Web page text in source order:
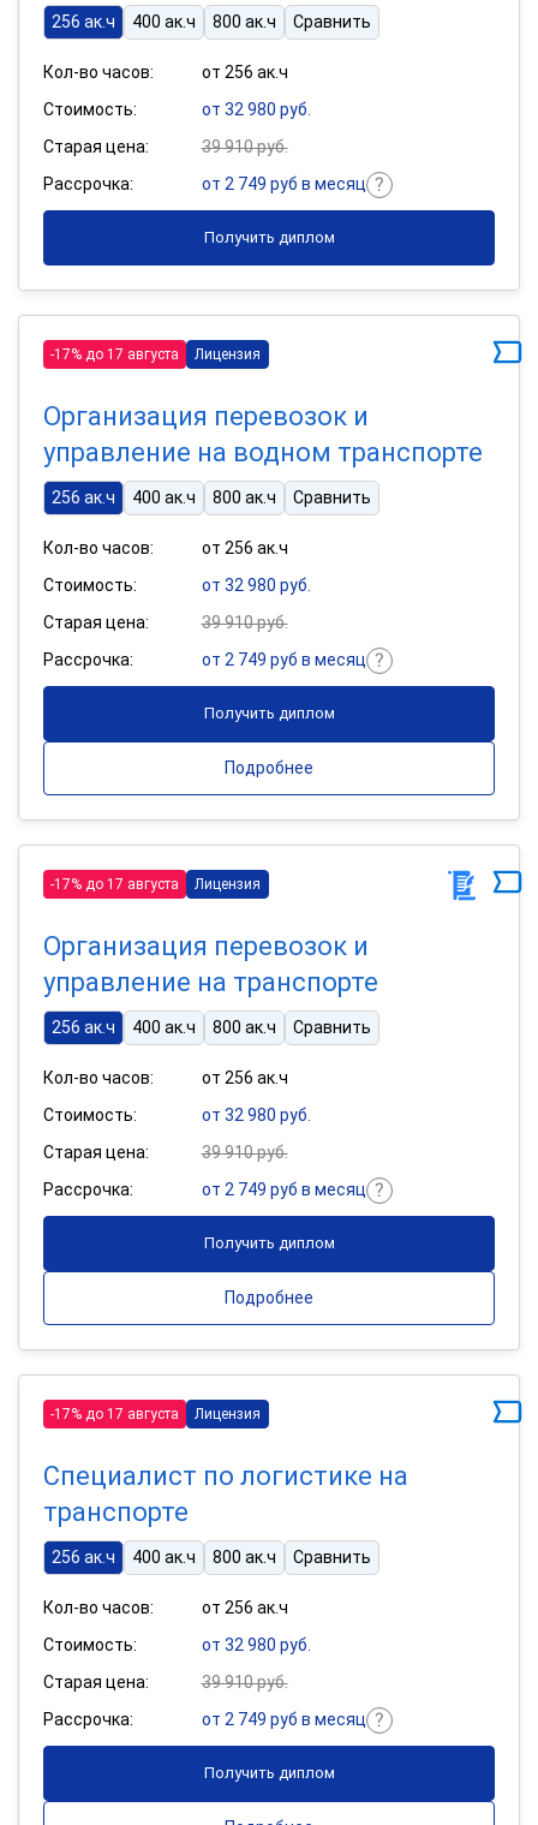
256 ак.ч 400 ак.ч 800 ак.ч Сравнить
Кол-во часов:
от 256 ак.ч
Стоимость:
от 32 980 руб.
Старая цена:
39 910 руб.
Рассрочка:
от 2 749 руб в месяц
Получить диплом
-17% до 17 августа Лицензия
Организация перевозок и
управление на водном транспорте
256 ак.ч 400 ак.ч 800 ак.ч Сравнить
Кол-во часов:
от 256 ак.ч
Стоимость:
от 32 980 руб.
Старая цена:
39 910 руб.
Рассрочка:
от 2 749 руб в месяц
Получить диплом
Подробнее
-17% до 17 августа Лицензия
Организация перевозок и
управление на транспорте
256 ак.ч 400 ак.ч 800 ак.ч Сравнить
Кол-во часов:
от 256 ак.ч
Стоимость:
от 32 980 руб.
Старая цена:
39 910 руб.
Рассрочка:
от 2 749 руб в месяц
Получить диплом
Подробнее
-17% до 17 августа Лицензия
Специалист по логистике на
транспорте
256 ак.ч 400 ак.ч 800 ак.ч Сравнить
Кол-во часов:
от 256 ак.ч
Стоимость:
от 32 980 руб.
Старая цена:
39 910 руб.
Рассрочка:
от 2 749 руб в месяц
Получить диплом